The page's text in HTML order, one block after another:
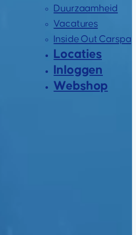
Duurzaamheid
Vacatures
Inside Out Carspa
Locaties
Inloggen
Webshop